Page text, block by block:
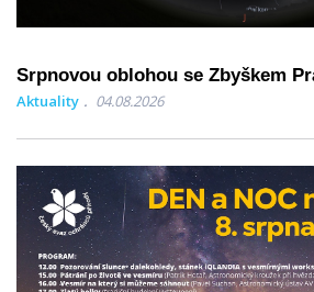
Srpnovou oblohou se Zbyškem
Aktuality 04.08.2026